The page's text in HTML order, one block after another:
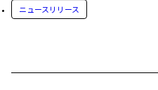
ニュースリリース